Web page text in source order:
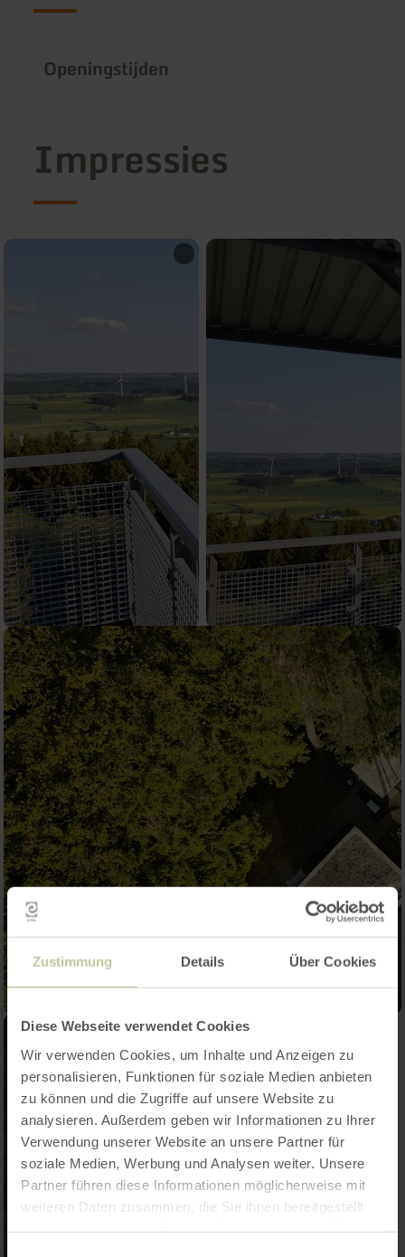
Zustimmung Details Über Cookies
Diese Webseite verwendet Cookies
Wir verwenden Cookies, um Inhalte und Anzeigen zu
personalisieren, Funktionen für soziale Medien anbieten
zu können und die Zugriffe auf unsere Website zu
analysieren. Außerdem geben wir Informationen zu Ihrer
Verwendung unserer Website an unsere Partner für
soziale Medien, Werbung und Analysen weiter. Unsere
Partner führen diese Informationen möglicherweise mit
weiteren Daten zusammen, die Sie ihnen bereitgestellt
Openingstijden
Impressies